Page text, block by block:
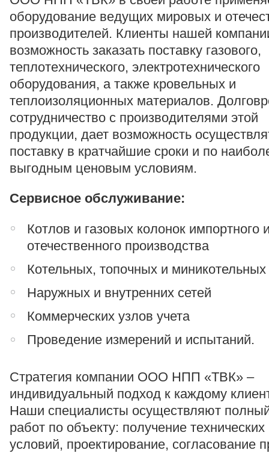
оборудование ведущих мировых и
производителей. Клиенты нашей
возможность заказать поставку газового,
теплотехнического, электротехнического
оборудования, а также кровельных и
теплоизоляционных материалов.
сотрудничество с производителями этой
продукции, дает возможность
поставку в кратчайшие сроки и по
выгодным ценовым условиям.
Сервисное обслуживание:
Котлов и газовых колонок импортного
отечественного производства
Котельных, топочных и миникотельных
Наружных и внутренних сетей
Коммерческих узлов учета
Проведение измерений и испытаний.
Стратегия компании ООО НПП «ТВК» –
индивидуальный подход к каждому
Наши специалисты осуществляют
работ по объекту: получение технических
условий, проектирование, согласование